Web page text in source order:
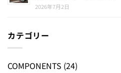
2026年7月2日
カテゴリー
COMPONENTS (24)